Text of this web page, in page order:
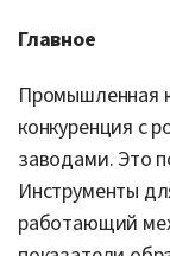
Главное
Промышленная
конкуренция с
заводами. Это
Инструменты
работающий